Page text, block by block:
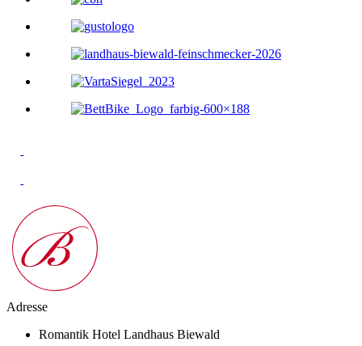
Adresse
Romantik Hotel Landhaus Biewald